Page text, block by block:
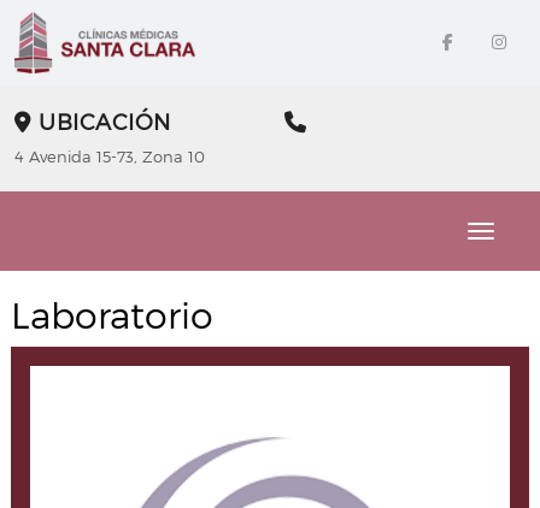
UBICACIÓN
4 Avenida 15-73, Zona 10
Laboratorio